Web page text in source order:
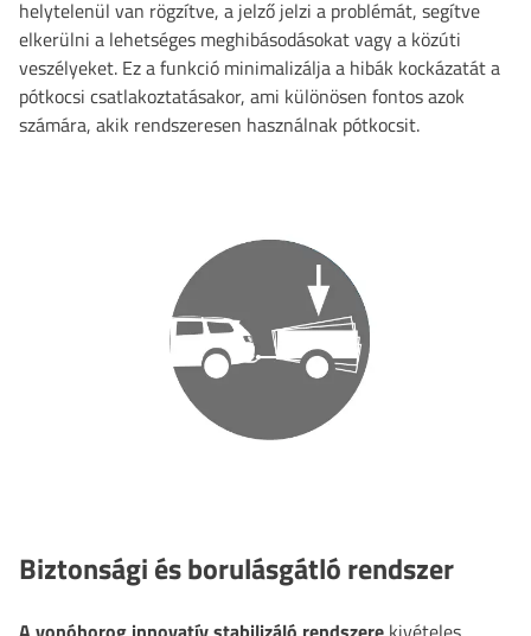
helytelenül van rögzítve, a jelző jelzi a problémát, segítve
elkerülni a lehetséges meghibásodásokat vagy a közúti
veszélyeket. Ez a funkció minimalizálja a hibák kockázatát a
pótkocsi csatlakoztatásakor, ami különösen fontos azok
számára, akik rendszeresen használnak pótkocsit.
Biztonsági és borulásgátló rendszer